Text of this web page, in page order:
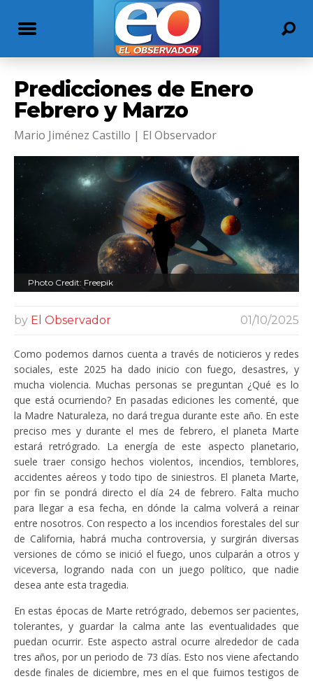
Predicciones de Enero
Febrero y Marzo
Mario Jiménez Castillo | El Observador
Photo Credit: Freepik
by El Observador 01/10/2025
Como podemos darnos cuenta a través de noticieros y redes
sociales, este 2025 ha dado inicio con fuego, desastres, y
mucha violencia. Muchas personas se preguntan ¿Qué es lo
que está ocurriendo? En pasadas ediciones les comenté, que
la Madre Naturaleza, no dará tregua durante este año. En este
preciso mes y durante el mes de febrero, el planeta Marte
estará retrógrado. La energía de este aspecto planetario,
suele traer consigo hechos violentos, incendios, temblores,
accidentes aéreos y todo tipo de siniestros. El planeta Marte,
por fin se pondrá directo el día 24 de febrero. Falta mucho
para llegar a esa fecha, en dónde la calma volverá a reinar
entre nosotros. Con respecto a los incendios forestales del sur
de California, habrá mucha controversia, y surgirán diversas
versiones de cómo se inició el fuego, unos culparán a otros y
viceversa, logrando nada con un juego político, que nadie
desea ante esta tragedia.
En estas épocas de Marte retrógrado, debemos ser pacientes,
tolerantes, y guardar la calma ante las eventualidades que
puedan ocurrir. Este aspecto astral ocurre alrededor de cada
tres años, por un periodo de 73 días. Esto nos viene afectando
desde finales de diciembre, mes en el que fuimos testigos de